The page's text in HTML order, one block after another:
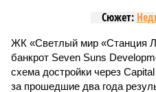
Сюжет:
ЖК «Светлый мир «Станция
банкрот Seven Suns
схема достройки через
за прошедшие два года